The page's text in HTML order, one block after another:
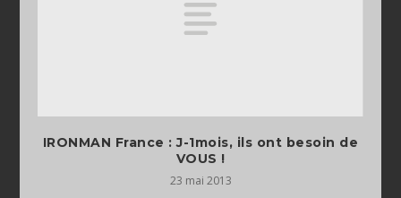
IRONMAN France : J-1mois, ils ont besoin de
VOUS !
23 mai 2013